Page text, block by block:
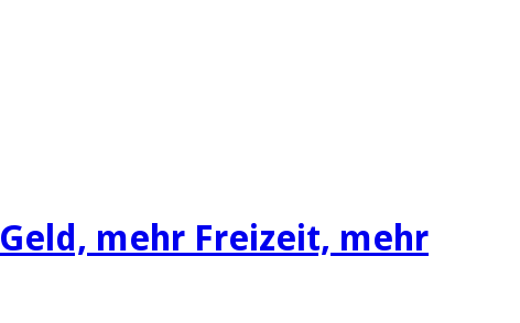
mehr Freizeit, mehr